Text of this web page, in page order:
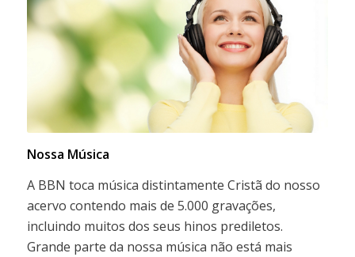
Nossa Música
A BBN toca música distintamente Cristã do nosso
acervo contendo mais de 5.000 gravações,
incluindo muitos dos seus hinos prediletos.
Grande parte da nossa música não está mais